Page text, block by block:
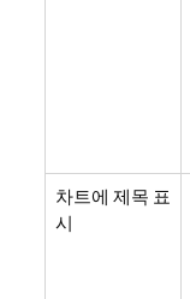
차트에 제목 표
시